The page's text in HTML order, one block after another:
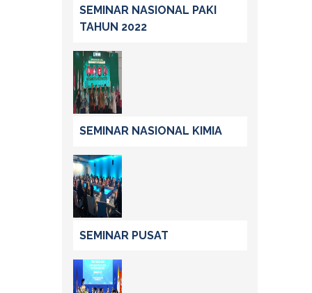
SEMINAR NASIONAL PAKI
TAHUN 2022
SEMINAR NASIONAL KIMIA
SEMINAR PUSAT